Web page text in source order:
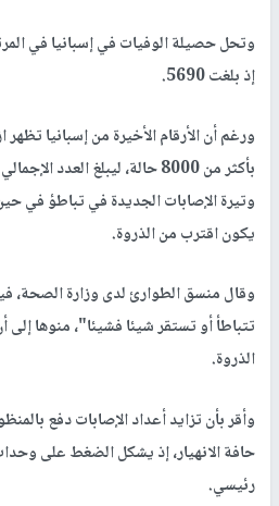
وتحل حصيلة الوفيات في إسبانيا في
إذ بلغت 5690.
ورغم أن الأرقام الأخيرة من إسبانيا تظهر
وتيرة الإصابات الجديدة في تباطؤ في
يكون اقترب من الذروة.
وقال منسق الطوارئ لدى وزارة الصحة،
تتباطأ أو تستقر شيئا فشيئا"، منوها
الذروة.
وأقر بأن تزايد أعداد الإصابات دفع
حافة الانهيار، إذ يشكل الضغط على
رئيسي.